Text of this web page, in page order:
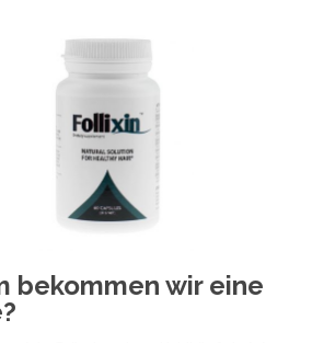
bekommen wir eine